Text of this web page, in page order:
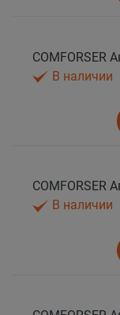
В наличии
В наличии